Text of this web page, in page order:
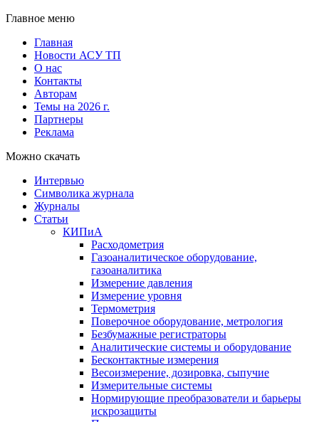
Главное меню
Главная
Новости АСУ ТП
О нас
Контакты
Авторам
Темы на 2026 г.
Партнеры
Реклама
Можно скачать
Интервью
Символика журнала
Журналы
Статьи
КИПиА
Расходометрия
Газоаналитическое оборудование,
газоаналитика
Измерение давления
Измерение уровня
Термометрия
Поверочное оборудование, метрология
Безбумажные регистраторы
Аналитические системы и оборудование
Бесконтактные измерения
Весоизмерение, дозировка, сыпучие
Измерительные системы
Нормирующие преобразователи и барьеры
искрозащиты